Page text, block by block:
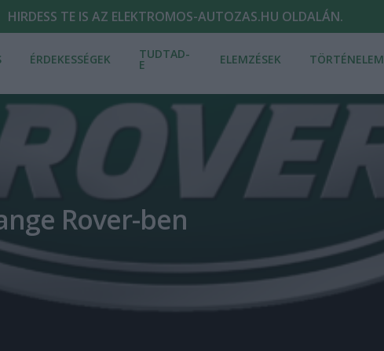
HIRDESS TE IS AZ ELEKTROMOS-AUTOZAS.HU OLDALÁN.
ÉRDEKESSÉGEK TUDTAD-
E ELEMZÉSEK TÖRTÉNELEM
Rover-ben